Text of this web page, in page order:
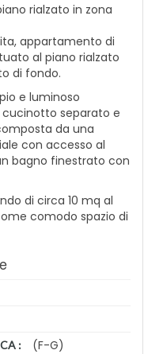
rialzato in zona
appartamento di
al piano rialzato
di fondo.
e luminoso
separato e
da una
con accesso al
bagno finestrato con
di circa 10 mq al
comodo spazio di
: (F-G)